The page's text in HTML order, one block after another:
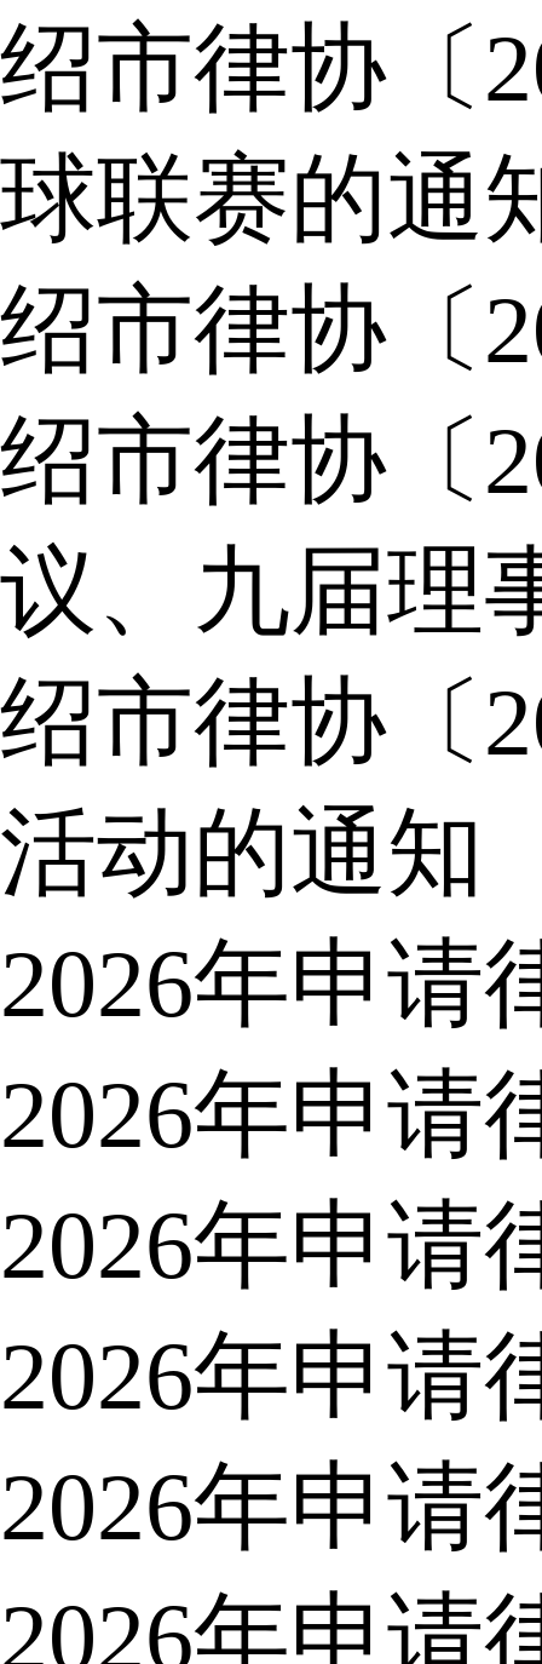
绍市律协〔
球联赛的通
绍市律协〔
绍市律协〔
议、九届理
绍市律协〔
活动的通知
2026年申请
2026年申请
2026年申请
2026年申请
2026年申请
2026年申请